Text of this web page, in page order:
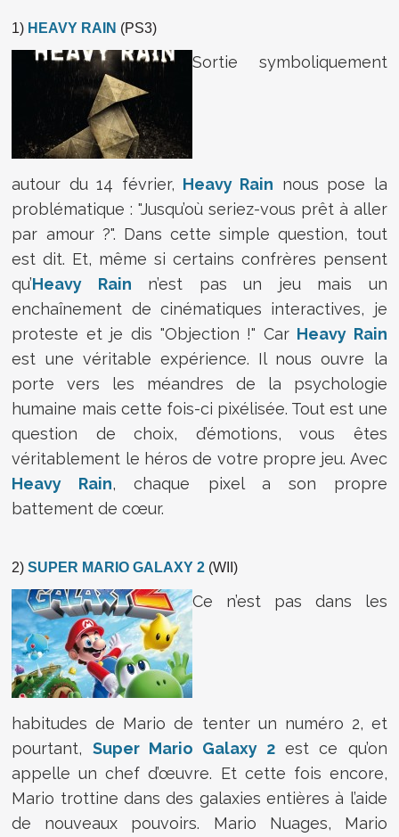
1) HEAVY RAIN (PS3)
Sortie symboliquement
autour du 14 février, Heavy Rain nous pose la
problématique : "Jusqu’où seriez-vous prêt à aller
par amour ?". Dans cette simple question, tout
est dit. Et, même si certains confrères pensent
qu’Heavy Rain n’est pas un jeu mais un
enchaînement de cinématiques interactives, je
proteste et je dis "Objection !" Car Heavy Rain
est une véritable expérience. Il nous ouvre la
porte vers les méandres de la psychologie
humaine mais cette fois-ci pixélisée. Tout est une
question de choix, d’émotions, vous êtes
véritablement le héros de votre propre jeu. Avec
Heavy Rain, chaque pixel a son propre
battement de cœur.
2)SUPER MARIO GALAXY 2 (WII)
Ce n’est pas dans les
habitudes de Mario de tenter un numéro 2, et
pourtant, Super Mario Galaxy 2 est ce qu’on
appelle un chef d’œuvre. Et cette fois encore,
Mario trottine dans des galaxies entières à l’aide
de nouveaux pouvoirs. Mario Nuages, Mario